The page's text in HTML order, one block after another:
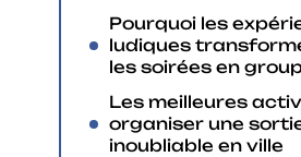
Pourquoi les
ludiques
les soirées en
Les meilleures
organiser une
inoubliable en ville